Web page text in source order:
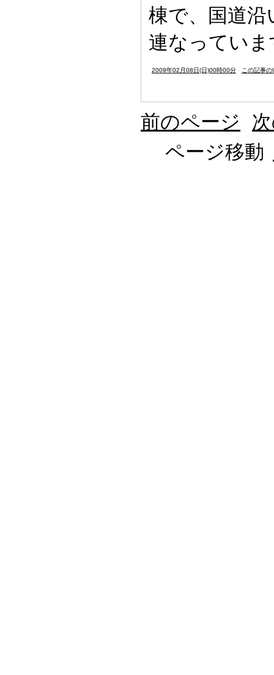
棟で、国道
連なっていま
2009年02月08日(日)00時00分 この記事の
前のページ
ページ移動